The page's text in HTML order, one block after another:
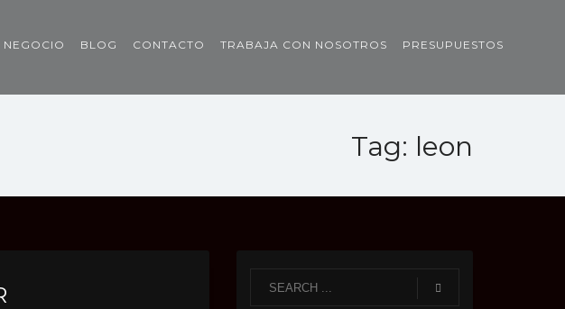
BLOG CONTACTO TRABAJA CON NOSOTROS PRESUPUESTOS
Tag: leon